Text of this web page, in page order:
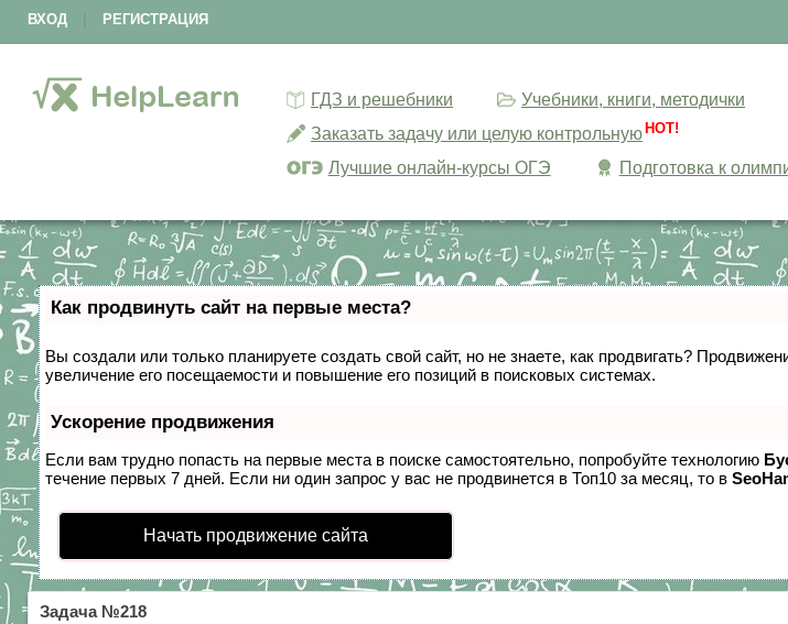
ВХОД РЕГИСТРАЦИЯ
ГДЗ и решебники
Учебники, книги, методички
Заказать задачу или целую контрольную HOT!
Лучшие онлайн-курсы ОГЭ Подготовка к
Как продвинуть сайт на первые места?
Вы создали или только планируете создать свой сайт, но не знаете, как продвигать?
увеличение его посещаемости и повышение его позиций в поисковых системах.
Ускорение продвижения
Если вам трудно попасть на первые места в поиске самостоятельно, попробуйте технологию
течение первых 7 дней. Если ни один запрос у вас не продвинется в Топ10 за месяц, то в
Начать продвижение сайта
Задача №218